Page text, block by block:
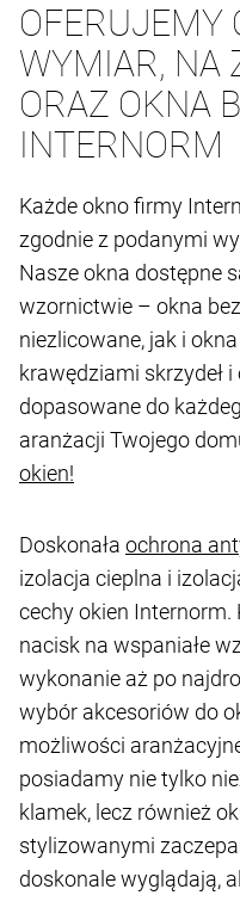
OFERUJEMY
WYMIAR, NA
ORAZ OKNA
INTERNORM
Każde okno firmy
zgodnie z podanymi
Nasze okna dostępne
wzornictwie – okna
niezlicowane, jak i
krawędziami skrzydeł
dopasowane do
aranżacji Twojego
okien!
Doskonała ochrona
izolacja cieplna i
cechy okien Internorm.
nacisk na wspaniałe
wykonanie aż po
wybór akcesoriów do
możliwości
posiadamy nie tylko
klamek, lecz również
stylizowanymi
doskonale wyglądają,